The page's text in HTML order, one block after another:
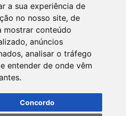
a sua experiência de
no nosso site, de
mostrar conteúdo
anúncios
analisar o tráfego
entender de onde vêm
Concordo
Redes Sociais
INTRANET
do Estado da Paraíba
195 - José Pinheiro
Como Chegar